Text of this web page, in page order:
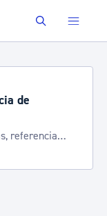
Buscar
de
referencia